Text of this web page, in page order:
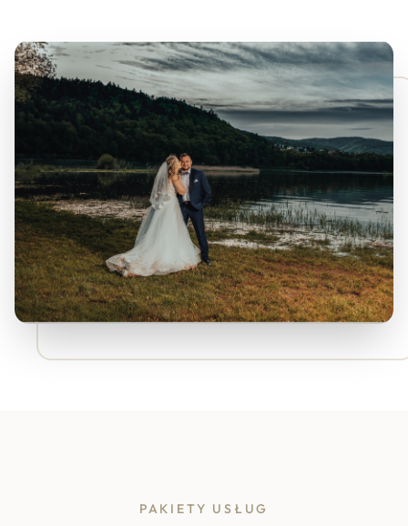
PAKIETY USŁUG